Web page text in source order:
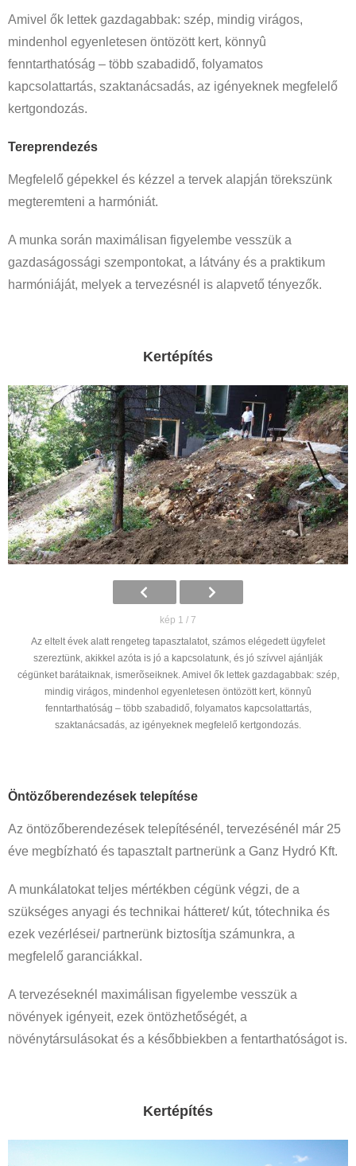
Amivel ők lettek gazdagabbak: szép, mindig virágos,
mindenhol egyenletesen öntözött kert, könnyû
fenntarthatóság – több szabadidő, folyamatos
kapcsolattartás, szaktanácsadás, az igényeknek megfelelő
kertgondozás.
Tereprendezés
Megfelelő gépekkel és kézzel a tervek alapján törekszünk
megteremteni a harmóniát.
A munka során maximálisan figyelembe vesszük a
gazdaságossági szempontokat, a látvány és a praktikum
harmóniáját, melyek a tervezésnél is alapvető tényezők.
Kertépítés
kép 1 / 7
Az eltelt évek alatt rengeteg tapasztalatot, számos elégedett ügyfelet
szereztünk, akikkel azóta is jó a kapcsolatunk, és jó szívvel ajánlják
cégünket barátaiknak, ismerõseiknek. Amivel ők lettek gazdagabbak: szép,
mindig virágos, mindenhol egyenletesen öntözött kert, könnyû
fenntarthatóság – több szabadidő, folyamatos kapcsolattartás,
szaktanácsadás, az igényeknek megfelelő kertgondozás.
Öntözőberendezések telepítése
Az öntözőberendezések telepítésénél, tervezésénél már 25
éve megbízható és tapasztalt partnerünk a Ganz Hydró Kft.
A munkálatokat teljes mértékben cégünk végzi, de a
szükséges anyagi és technikai hátteret/ kút, tótechnika és
ezek vezérlései/ partnerünk biztosítja számunkra, a
megfelelő garanciákkal.
A tervezéseknél maximálisan figyelembe vesszük a
növények igényeit, ezek öntözhetőségét, a
növénytársulásokat és a későbbiekben a fentarthatóságot is.
Kertépítés